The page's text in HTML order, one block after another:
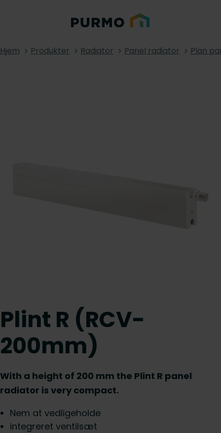
Hjem Produkter Radiator Panel radiator Plan
Plint R (RCV-
200mm)
With a height of 200 mm the Plint R panel
radiator is very compact.
Nem at vedligeholde
integreret ventilsæt